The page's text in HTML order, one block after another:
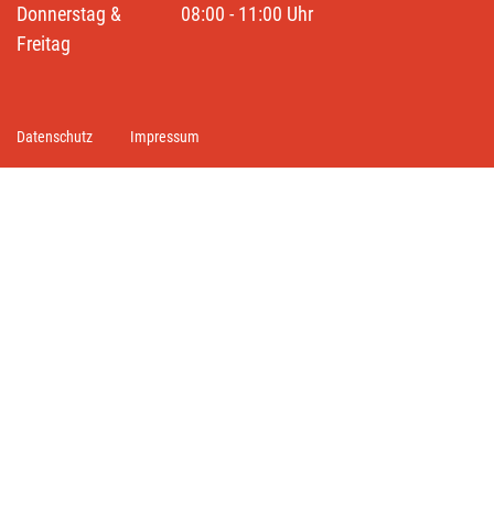
Donnerstag &
Freitag
08:00 - 11:00 Uhr
Toolbar
Datenschutz Impressum